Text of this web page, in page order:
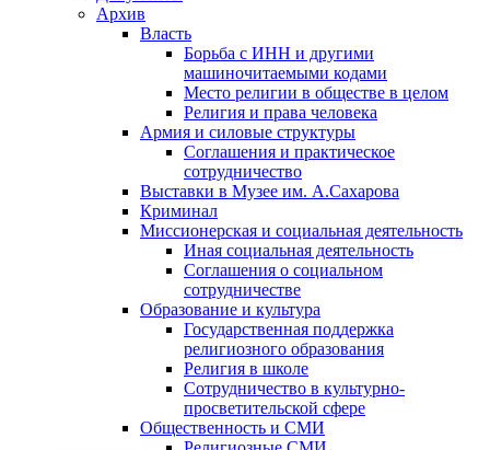
Архив
Власть
Борьба с ИНН и другими
машиночитаемыми кодами
Место религии в обществе в целом
Религия и права человека
Армия и силовые структуры
Соглашения и практическое
сотрудничество
Выставки в Музее им. А.Сахарова
Криминал
Миссионерская и социальная деятельность
Иная социальная деятельность
Соглашения о социальном
сотрудничестве
Образование и культура
Государственная поддержка
религиозного образования
Религия в школе
Сотрудничество в культурно-
просветительской сфере
Общественность и СМИ